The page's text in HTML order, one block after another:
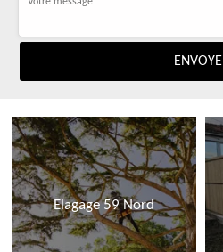
Elagage 59 Nord